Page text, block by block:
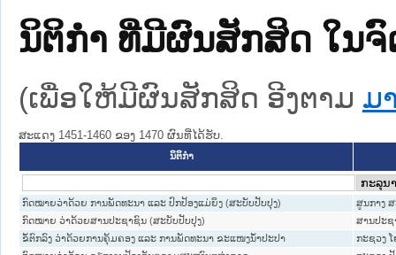
ນິຕິກໍາ ທີ່ມີຜົນສັກສິດ ໃນ
(ເພື່ອໃຫ້ມີຜົນສັກສິດ ອີງຕາມ ມ
ສະແດງ 1451-1460 ຂອງ 1470 ຜົນທີ່ໄດ້ຮັບ.
ນິຕິກໍາ
ກົດໝາຍວ່າດ້ວຍ ການພັດທະນາ ແລະ ປົກປ້ອງແມ່ຍິງ (ສະບັບປັບປຸງ)
ສູນກາງ
ກົດໝາຍ ວ່າດ້ວຍສານປະຊາຊົນ (ສະບັບປັບປຸງ)
ສານປະ
ຂໍ້ຕົກລົງ ວ່າດ້ວຍການຄຸ້ມຄອງ ແລະ ການພັດທະນາ ຂະແໜງນ້ຳປະປາ
ກະຊວງ